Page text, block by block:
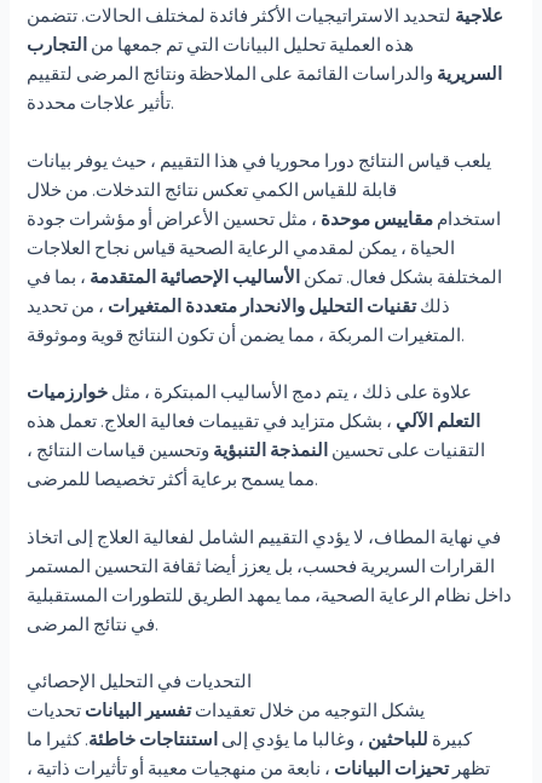
علاجية لتحديد الاستراتيجيات الأكثر فائدة لمختلف الحالات. تتضمن
هذه العملية تحليل البيانات التي تم جمعها من التجارب
السريرية والدراسات القائمة على الملاحظة ونتائج المرضى لتقييم
تأثير علاجات محددة.
يلعب قياس النتائج دورا محوريا في هذا التقييم ، حيث يوفر بيانات
قابلة للقياس الكمي تعكس نتائج التدخلات. من خلال
استخدام مقاييس موحدة ، مثل تحسين الأعراض أو مؤشرات جودة
الحياة ، يمكن لمقدمي الرعاية الصحية قياس نجاح العلاجات
المختلفة بشكل فعال. تمكن الأساليب الإحصائية المتقدمة ، بما في
ذلكتقنيات التحليل والانحدار متعددة المتغيرات ، من تحديد
المتغيرات المربكة ، مما يضمن أن تكون النتائج قوية وموثوقة.
علاوة على ذلك ، يتم دمج الأساليب المبتكرة ، مثل خوارزميات
التعلم الآلي ، بشكل متزايد في تقييمات فعالية العلاج. تعمل هذه
التقنيات على تحسين النمذجة التنبؤية وتحسين قياسات النتائج ،
مما يسمح برعاية أكثر تخصيصا للمرضى.
في نهاية المطاف، لا يؤدي التقييم الشامل لفعالية العلاج إلى اتخاذ
القرارات السريرية فحسب، بل يعزز أيضا ثقافة التحسين المستمر
داخل نظام الرعاية الصحية، مما يمهد الطريق للتطورات المستقبلية
في نتائج المرضى.
التحديات في التحليل الإحصائي
يشكل التوجيه من خلال تعقيداتتفسير البيانات تحديات
كبيرة للباحثين ، وغالبا ما يؤدي إلى استنتاجات خاطئة. كثيرا ما
تظهرتحيزات البيانات ، نابعة من منهجيات معيبة أو تأثيرات ذاتية ،